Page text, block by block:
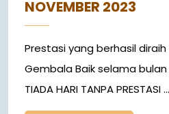
NOVEMBER 2023
Prestasi yang berhasil diraih
Gembala Baik selama bulan
TIADA HARI TANPA PRESTASI ...